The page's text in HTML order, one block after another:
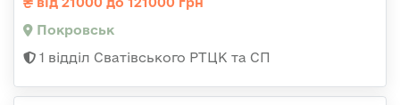
Покровськ
1 відділ Сватівського РТЦК та СП